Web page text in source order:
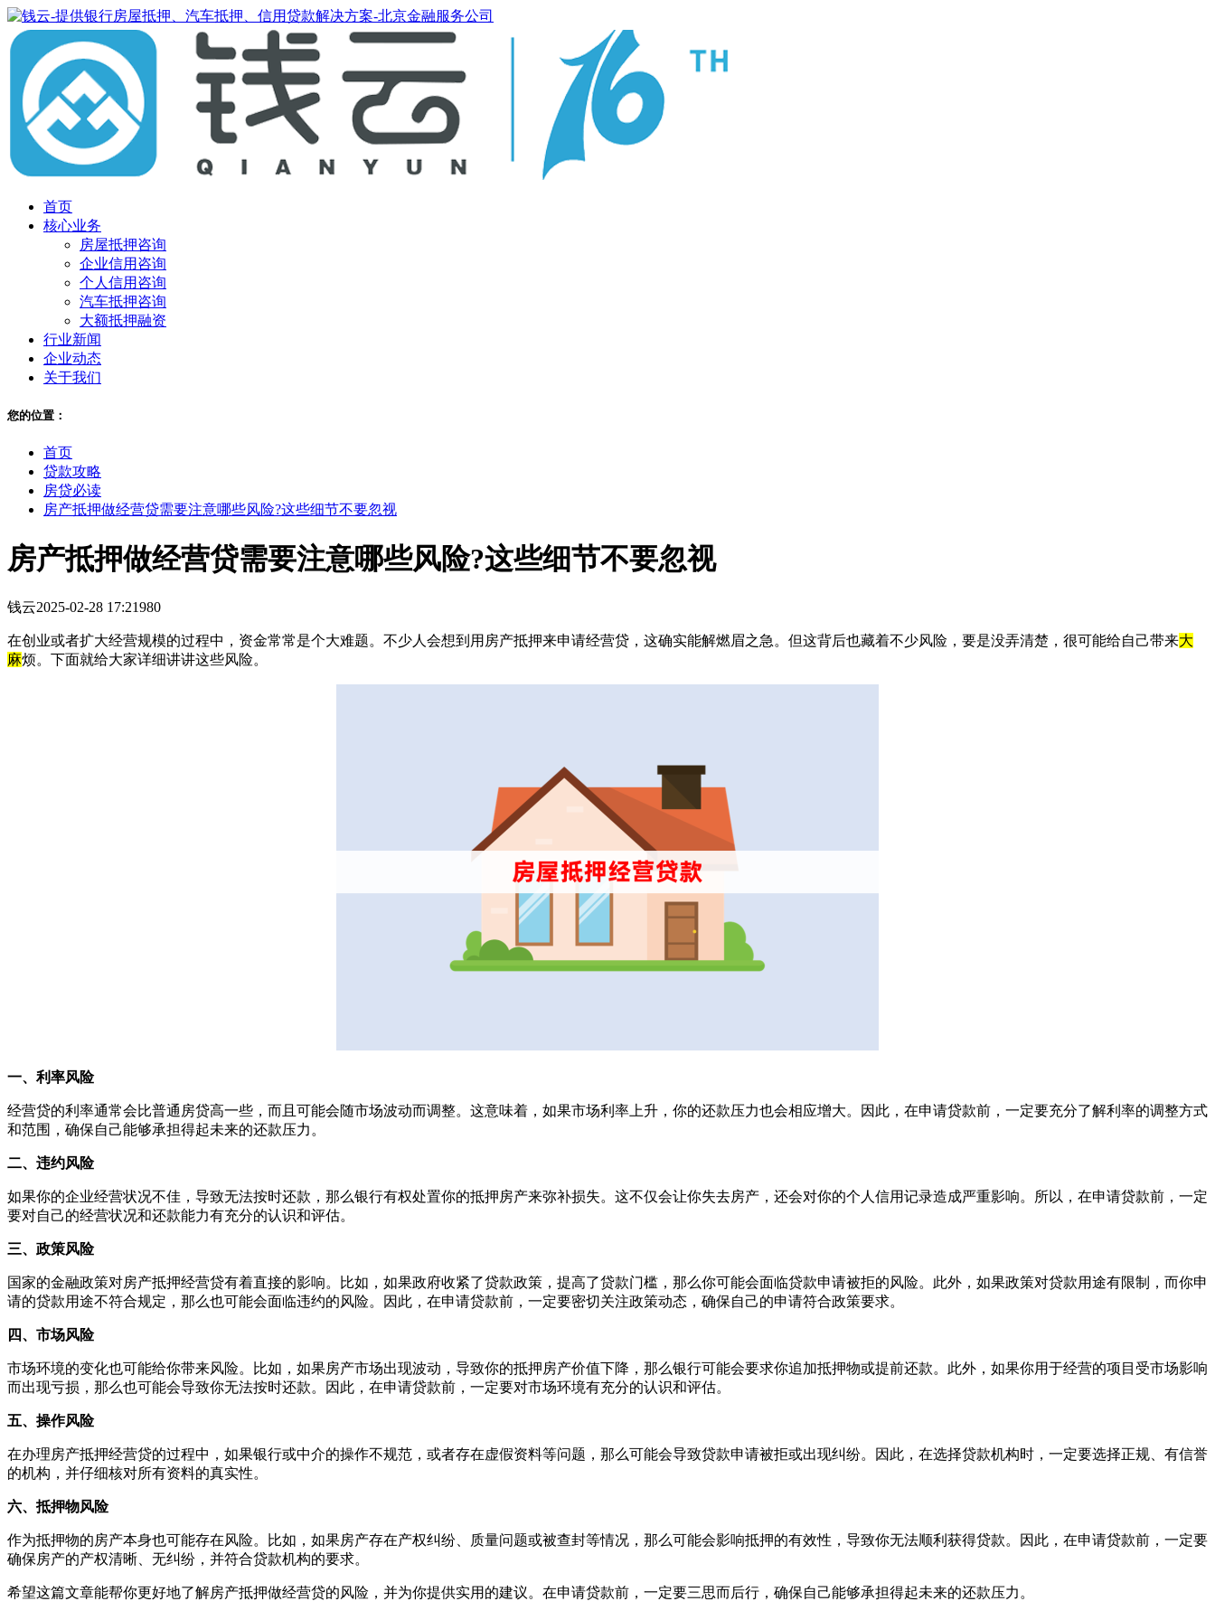
首页
核心业务
房屋抵押咨询
企业信用咨询
个人信用咨询
汽车抵押咨询
大额抵押融资
行业新闻
企业动态
关于我们
您的位置：
首页
贷款攻略
房贷必读
房产抵押做经营贷需要注意哪些风险?这些细节不要忽视
房产抵押做经营贷需要注意哪些风险?这些细节不要忽视
钱云2025-02-28 17:21980
在创业或者扩大经营规模的过程中，资金常常是个大难题。不少人会想到用房产抵押来申请经营贷，这确实能解燃眉之急。但这背后也藏着不少风险，要是没弄清楚，很可能给自己带来大
麻烦。下面就给大家详细讲讲这些风险。
一、利率风险
经营贷的利率通常会比普通房贷高一些，而且可能会随市场波动而调整。这意味着，如果市场利率上升，你的还款压力也会相应增大。因此，在申请贷款前，一定要充分了解利率的调整方式
和范围，确保自己能够承担得起未来的还款压力。
二、违约风险
如果你的企业经营状况不佳，导致无法按时还款，那么银行有权处置你的抵押房产来弥补损失。这不仅会让你失去房产，还会对你的个人信用记录造成严重影响。所以，在申请贷款前，一定
要对自己的经营状况和还款能力有充分的认识和评估。
三、政策风险
国家的金融政策对房产抵押经营贷有着直接的影响。比如，如果政府收紧了贷款政策，提高了贷款门槛，那么你可能会面临贷款申请被拒的风险。此外，如果政策对贷款用途有限制，而你申
请的贷款用途不符合规定，那么也可能会面临违约的风险。因此，在申请贷款前，一定要密切关注政策动态，确保自己的申请符合政策要求。
四、市场风险
市场环境的变化也可能给你带来风险。比如，如果房产市场出现波动，导致你的抵押房产价值下降，那么银行可能会要求你追加抵押物或提前还款。此外，如果你用于经营的项目受市场影响
而出现亏损，那么也可能会导致你无法按时还款。因此，在申请贷款前，一定要对市场环境有充分的认识和评估。
五、操作风险
在办理房产抵押经营贷的过程中，如果银行或中介的操作不规范，或者存在虚假资料等问题，那么可能会导致贷款申请被拒或出现纠纷。因此，在选择贷款机构时，一定要选择正规、有信誉
的机构，并仔细核对所有资料的真实性。
六、抵押物风险
作为抵押物的房产本身也可能存在风险。比如，如果房产存在产权纠纷、质量问题或被查封等情况，那么可能会影响抵押的有效性，导致你无法顺利获得贷款。因此，在申请贷款前，一定要
确保房产的产权清晰、无纠纷，并符合贷款机构的要求。
希望这篇文章能帮你更好地了解房产抵押做经营贷的风险，并为你提供实用的建议。在申请贷款前，一定要三思而后行，确保自己能够承担得起未来的还款压力。